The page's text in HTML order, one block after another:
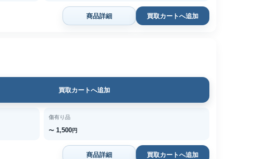
商品詳細 買取カートへ追加
買取カートへ追加
傷有り品
〜 1,500円
商品詳細 買取カートへ追加